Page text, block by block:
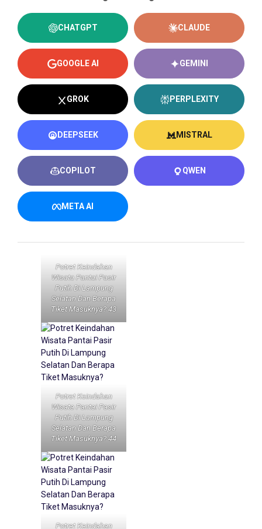
CHATGPT CLAUDE
GOOGLE AI GEMINI
GROK PERPLEXITY
DEEPSEEK MISTRAL
COPILOT QWEN
META AI
Potret Keindahan
Wisata Pantai Pasir
Putih Di Lampung
Selatan Dan Berapa
Tiket Masuknya? 43
Potret Keindahan
Wisata Pantai Pasir
Putih Di Lampung
Selatan Dan Berapa
Tiket Masuknya? 44
Potret Keindahan